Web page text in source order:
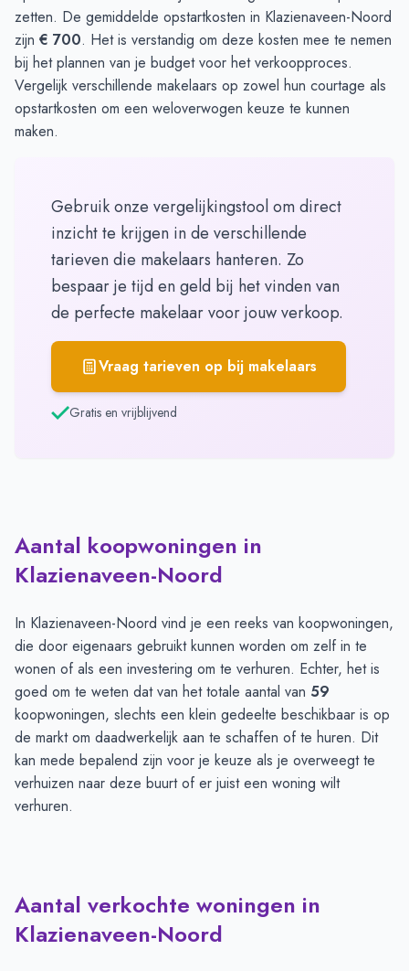
zetten. De gemiddelde opstartkosten in Klazienaveen-Noord
zijn € 700. Het is verstandig om deze kosten mee te nemen
bij het plannen van je budget voor het verkoopproces.
Vergelijk verschillende makelaars op zowel hun courtage als
opstartkosten om een weloverwogen keuze te kunnen
maken.
Gebruik onze vergelijkingstool om direct
inzicht te krijgen in de verschillende
tarieven die makelaars hanteren. Zo
bespaar je tijd en geld bij het vinden van
de perfecte makelaar voor jouw verkoop.
Vraag tarieven op bij makelaars
Gratis en vrijblijvend
Aantal koopwoningen in
Klazienaveen-Noord
In Klazienaveen-Noord vind je een reeks van koopwoningen,
die door eigenaars gebruikt kunnen worden om zelf in te
wonen of als een investering om te verhuren. Echter, het is
goed om te weten dat van het totale aantal van 59
koopwoningen, slechts een klein gedeelte beschikbaar is op
de markt om daadwerkelijk aan te schaffen of te huren. Dit
kan mede bepalend zijn voor je keuze als je overweegt te
verhuizen naar deze buurt of er juist een woning wilt
verhuren.
Aantal verkochte woningen in
Klazienaveen-Noord